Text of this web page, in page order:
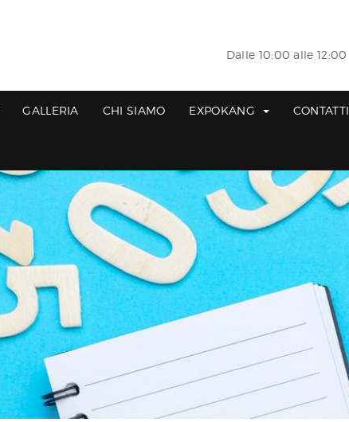
Dalle 10:00 alle 12:00
GALLERIA CHI SIAMO EXPOKANG CONTATTI